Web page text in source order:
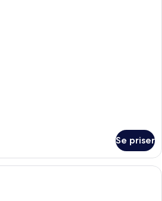
Se priser